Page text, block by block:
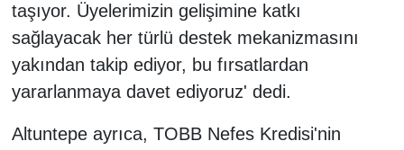
taşıyor. Üyelerimizin gelişimine katkı
sağlayacak her türlü destek mekanizmasını
yakından takip ediyor, bu fırsatlardan
yararlanmaya davet ediyoruz' dedi.
Altuntepe ayrıca, TOBB Nefes Kredisi'nin